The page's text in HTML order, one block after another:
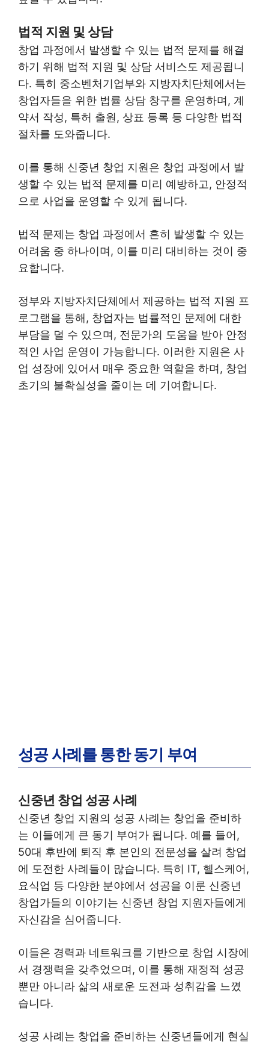
법적 지원 및 상담
창업 과정에서 발생할 수 있는 법적 문제를 해결
하기 위해 법적 지원 및 상담 서비스도 제공됩니
다. 특히 중소벤처기업부와 지방자치단체에서는
창업자들을 위한 법률 상담 창구를 운영하며, 계
약서 작성, 특허 출원, 상표 등록 등 다양한 법적
절차를 도와줍니다.
이를 통해 신중년 창업 지원은 창업 과정에서 발
생할 수 있는 법적 문제를 미리 예방하고, 안정적
으로 사업을 운영할 수 있게 됩니다.
법적 문제는 창업 과정에서 흔히 발생할 수 있는
어려움 중 하나이며, 이를 미리 대비하는 것이 중
요합니다.
정부와 지방자치단체에서 제공하는 법적 지원 프
로그램을 통해, 창업자는 법률적인 문제에 대한
부담을 덜 수 있으며, 전문가의 도움을 받아 안정
적인 사업 운영이 가능합니다. 이러한 지원은 사
업 성장에 있어서 매우 중요한 역할을 하며, 창업
초기의 불확실성을 줄이는 데 기여합니다.
성공 사례를 통한 동기 부여
신중년 창업 성공 사례
신중년 창업 지원의 성공 사례는 창업을 준비하
는 이들에게 큰 동기 부여가 됩니다. 예를 들어,
50대 후반에 퇴직 후 본인의 전문성을 살려 창업
에 도전한 사례들이 많습니다. 특히 IT, 헬스케어,
요식업 등 다양한 분야에서 성공을 이룬 신중년
창업가들의 이야기는 신중년 창업 지원자들에게
자신감을 심어줍니다.
이들은 경력과 네트워크를 기반으로 창업 시장에
서 경쟁력을 갖추었으며, 이를 통해 재정적 성공
뿐만 아니라 삶의 새로운 도전과 성취감을 느꼈
습니다.
성공 사례는 창업을 준비하는 신중년들에게 현실